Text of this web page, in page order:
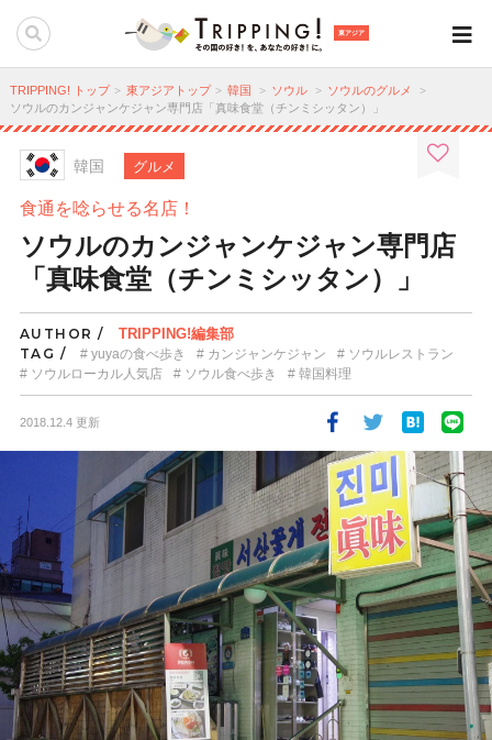
東アジア
TRIPPING! トップ 東アジアトップ 韓国 ソウル
ソウルのグルメ
ソウルのカンジャンケジャン専門店「真味食堂（チンミシッタン）」
韓国 グルメ
食通を唸らせる名店！
ソウルのカンジャンケジャン専門店
「真味食堂（チンミシッタン）」
AUTHOR /
TRIPPING!編集部
TAG /
yuyaの食べ歩き カンジャンケジャン
ソウルレストラン
ソウルローカル人気店
ソウル食べ歩き 韓国料理
2018.12.4 更新